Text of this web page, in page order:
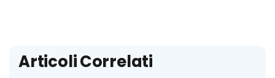
Articoli Correlati